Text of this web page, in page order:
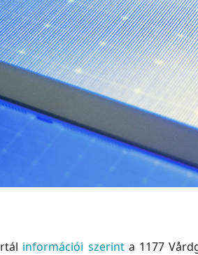
információi szerinta 1177